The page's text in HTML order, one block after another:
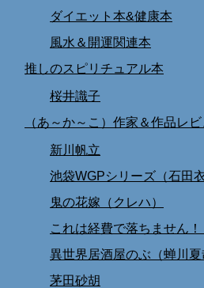
ダイエット本&健康本
風水＆開運関連本
推しのスピリチュアル本
桜井識子
（あ～か～こ）作家＆作品レ
新川帆立
池袋WGPシリーズ（石田衣
鬼の花嫁（クレハ）
これは経費で落ちません！
異世界居酒屋のぶ（蝉川夏
茅田砂胡